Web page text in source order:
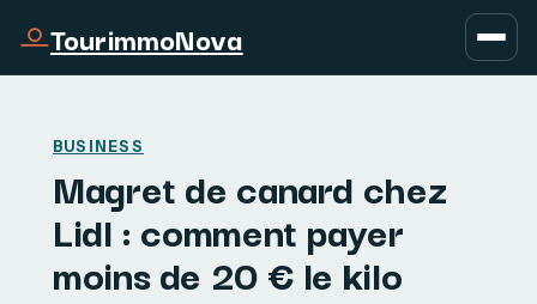
TourimmoNova
BUSINESS
Magret de canard chez
Lidl : comment payer
moins de 20 € le kilo